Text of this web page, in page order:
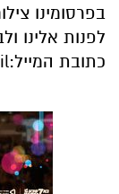
בפרסומינו
לפנות אלינו
כתובת המייל: